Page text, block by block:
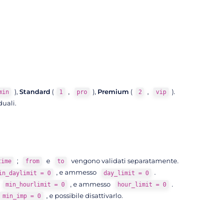
), Standard ( 1 , pro ), Premium ( 2 , vip
).
; from e to vengono validati separatamente.
= 0 , e ammesso day_limit = 0 .
min_hourlimit = 0 , e ammesso hour_limit = 0 .
min_imp = 0
, e possibile disattivarlo.